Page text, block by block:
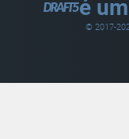
é
© 2017-